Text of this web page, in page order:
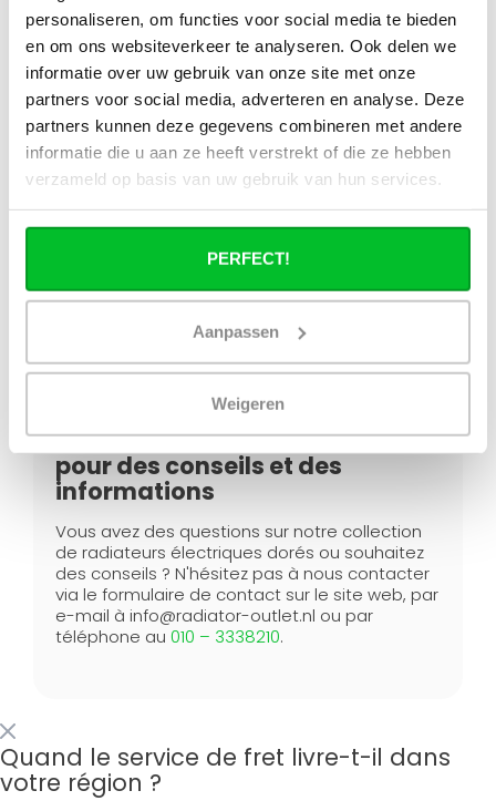
personaliseren, om functies voor social media te bieden
en om ons websiteverkeer te analyseren. Ook delen we
informatie over uw gebruik van onze site met onze
partners voor social media, adverteren en analyse. Deze
partners kunnen deze gegevens combineren met andere
informatie die u aan ze heeft verstrekt of die ze hebben
verzameld op basis van uw gebruik van hun services.
PERFECT!
Aanpassen
Weigeren
Commandez votre radiateur
électrique doré en ligne
Vous êtes convaincu et souhaitez acheter un
radiateur électrique doré pour votre salle de
bain, votre cuisine ou votre salon ?
Commandez-le facilement via notre boutique
en ligne. Nous livrons gratuitement dans toute
la France à partir de 50,00 € et en Belgique à
également récupérer votre commande en
Contactez Radiator-Outlet
pour des conseils et des
informations
Vous avez des questions sur notre collection
de radiateurs électriques dorés ou souhaitez
des conseils ? N'hésitez pas à nous contacter
via le formulaire de contact sur le site web, par
e-mail à info@radiator-outlet.nl ou par
téléphone au 010 – 3338210.
Quand le service de fret livre-t-il dans
votre région ?